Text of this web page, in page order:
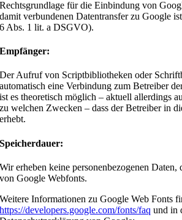
Rechtsgrundlage für die Einbindung von
damit verbundenen Datentransfer zu Google
6 Abs. 1 lit. a DSGVO).
Empfänger:
Der Aufruf von Scriptbibliotheken oder
automatisch eine Verbindung zum Betreiber
ist es theoretisch möglich – aktuell allerdings
zu welchen Zwecken – dass der Betreiber in
erhebt.
Speicherdauer:
Wir erheben keine personenbezogenen
von Google Webfonts.
Weitere Informationen zu Google Web Fonts
https://developers.google.com/fonts/faq und in